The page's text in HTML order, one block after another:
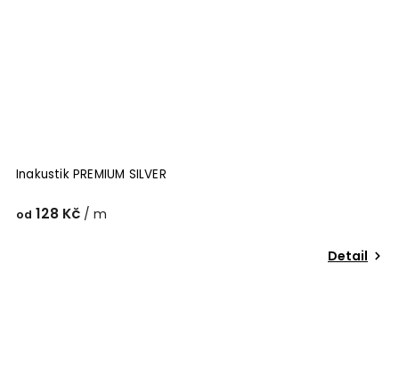
Inakustik PREMIUM SILVER
od 128 Kč / m
Detail